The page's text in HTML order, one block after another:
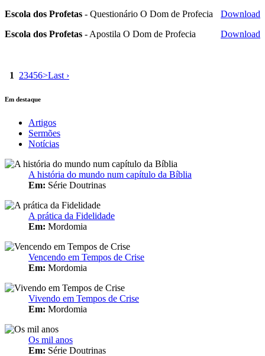
Escola dos Profetas - Questionário O Dom de Profecia
Download
Escola dos Profetas - Apostila O Dom de Profecia Download
1 23456>Last ›
Em destaque
Artigos
Sermões
Notícias
A história do mundo num capítulo da Bíblia
Em: Série Doutrinas
A prática da Fidelidade
Em: Mordomia
Vencendo em Tempos de Crise
Em: Mordomia
Vivendo em Tempos de Crise
Em: Mordomia
Os mil anos
Em: Série Doutrinas